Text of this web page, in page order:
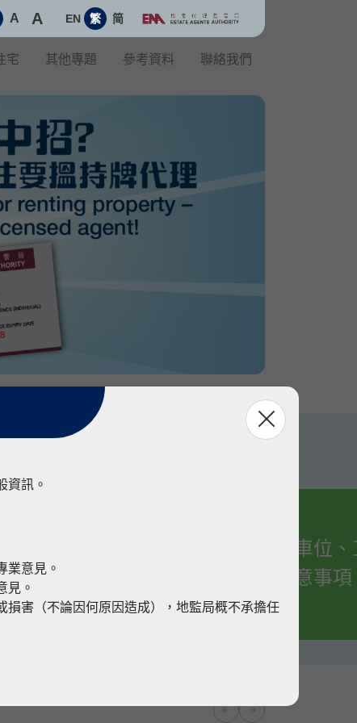
A A EN 繁 简
宅 其他專題 參考資料 聯絡我們
有關車位
的注意事項
資訊。
業意見。
見。
害（不論因何原因造成），地監局概不承擔任